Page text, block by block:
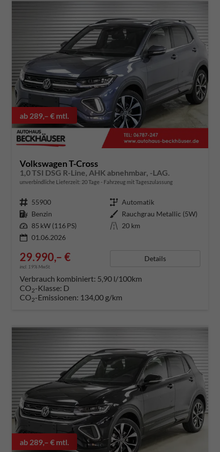
ab 289,– € mtl.
Volkswagen T-Cross
1,0 TSI DSG R-Line, AHK abnehmbar, -LAG.
unverbindliche Lieferzeit: 20 Tage Fahrzeug mit Tageszulassung
Fahrzeugnummer 55900 Getriebe Automatik
Kraftstoff Benzin Außenfarbe Rauchgrau Metallic (5W)
Leistung 85 kW (116 PS) Kilometerstand 20 km
01.06.2026
29.990,– €
incl. 19% MwSt.
Details
Verbrauch kombiniert: 5,90 l/100km
CO2-Klasse: D
CO2-Emissionen: 134,00 g/km
ab 289,– € mtl.